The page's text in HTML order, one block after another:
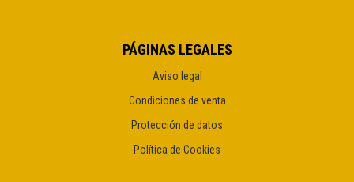
PÁGINAS LEGALES
Aviso legal
Condiciones de venta
Protección de datos
Política de Cookies